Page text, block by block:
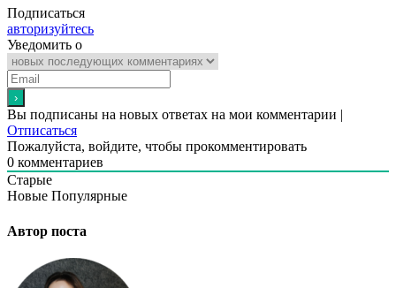
Подписаться
авторизуйтесь
Уведомить о
Вы подписаны на новых ответах на мои комментарии |
Отписаться
Пожалуйста, войдите, чтобы прокомментировать
0 комментариев
Старые
Новые Популярные
Автор поста